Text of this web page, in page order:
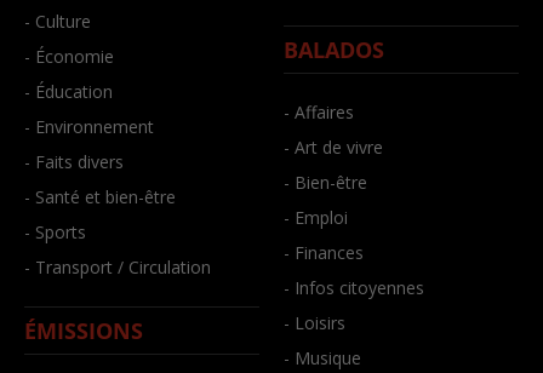
- Culture
- Économie
- Éducation
- Environnement
- Faits divers
- Santé et bien-être
- Sports
- Transport / Circulation
ÉMISSIONS
BALADOS
- Affaires
- Art de vivre
- Bien-être
- Emploi
- Finances
- Infos citoyennes
- Loisirs
- Musique